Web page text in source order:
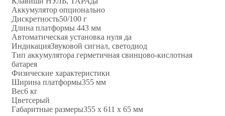
Аккумулятор опционально
Дискретность50/100 г
Длина платформы 443 мм
Автоматическая установка нуля да
ИндикацияЗвуковой сигнал, светодиод
Тип аккумулятора герметичная свинцово-кислотная
батарея
Физические характеристики
Ширина платформы355 мм
Вес6 кг
Цветсерый
Габаритные размеры355 х 611 х 65 мм